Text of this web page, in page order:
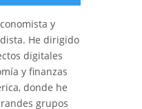
y
He dirigido
digitales
y finanzas
donde he
grupos